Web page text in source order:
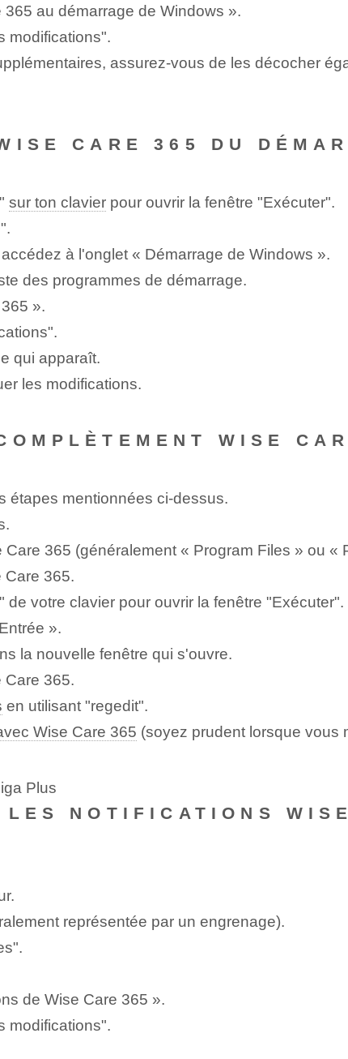
au démarrage de Windows ».
modifications".
assurez-vous de les décocher
CARE 365 DU
sur ton clavierpour ouvrir la fenêtre "Exécuter".
à l'onglet « Démarrage de Windows ».
des programmes de démarrage.
».
qui apparaît.
les modifications.
WISE
étapes mentionnées ci-dessus.
365 (généralement « Program Files » ou «
Care 365.
votre clavier pour ouvrir la fenêtre "Exécuter".
».
la nouvelle fenêtre qui s'ouvre.
Care 365.
en utilisant "regedit".
Wise Care 365 (soyez prudent lorsque vous
Plus
LES NOTIFICATIONS
représentée par un engrenage).
de Wise Care 365 ».
modifications".